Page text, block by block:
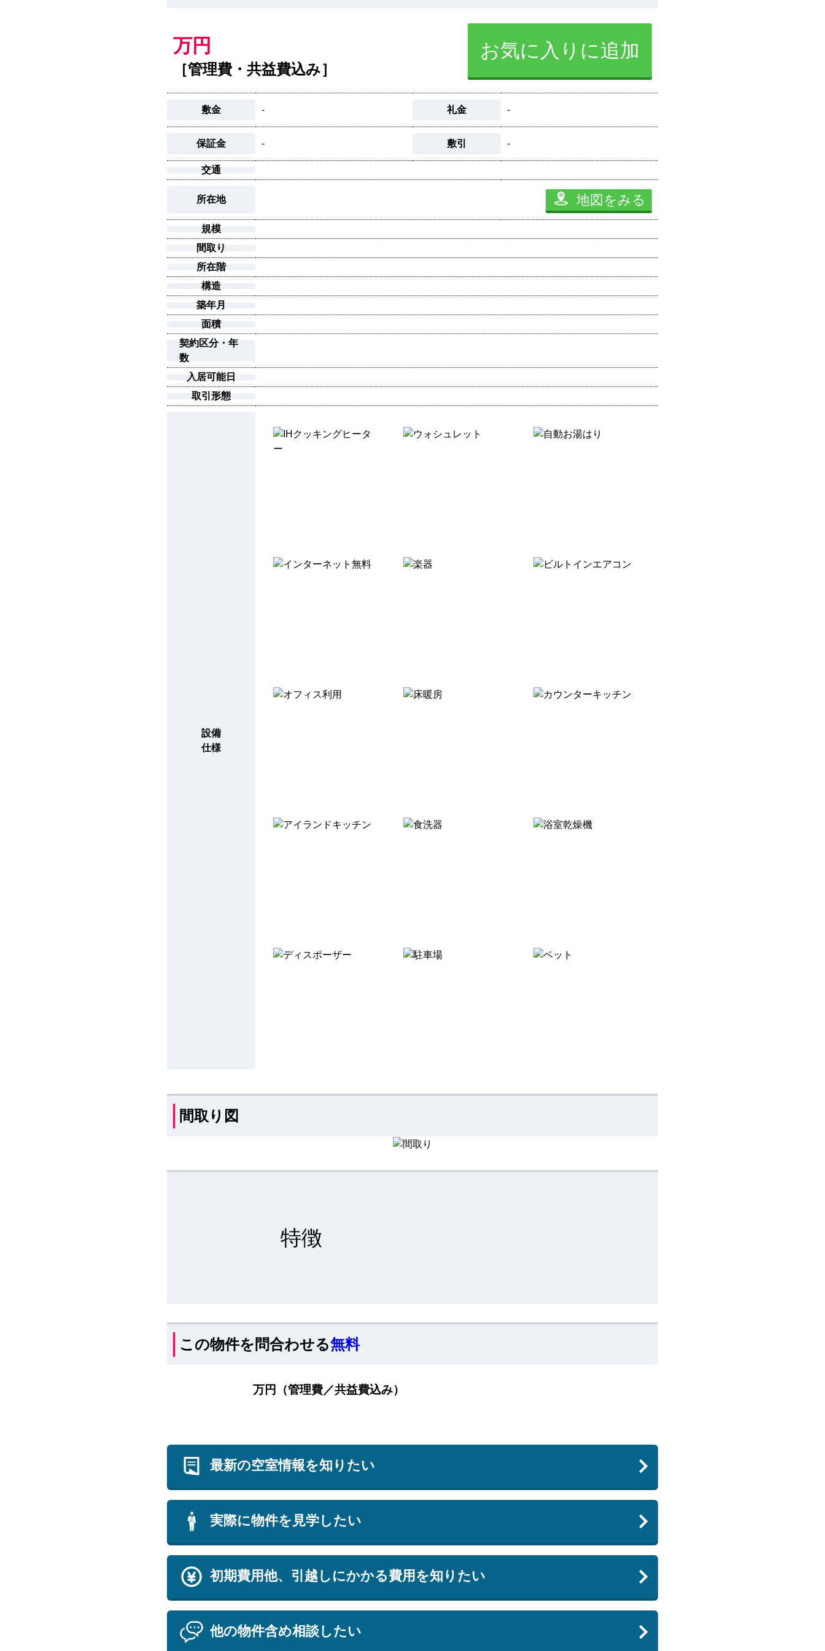
万円
［管理費・共益費込み］
お気に入りに追加
敷金 - 礼金 -
保証金 - 敷引 -
交通
所在地 地図をみる
規模
間取り
所在階
構造
築年月
面積
契約区分・年
数
入居可能日
取引形態
設備
仕様
間取り図
特徴
この物件を問合わせる無料
万円（管理費／共益費込み）
最新の空室情報を知りたい
実際に物件を見学したい
初期費用他、引越しにかかる費用を知りたい
他の物件含め相談したい